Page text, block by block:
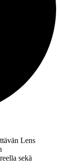
Lens
sekä